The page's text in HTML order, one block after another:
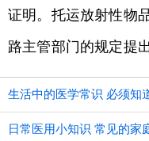
证明。托运放射性物
路主管部门的规定提
生活中的医学常识 必须知
日常医用小知识 常见的家